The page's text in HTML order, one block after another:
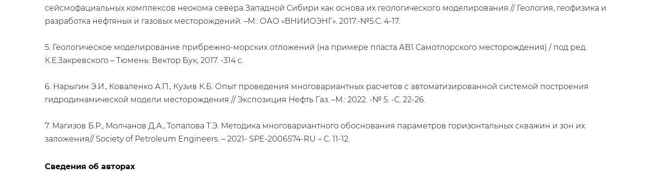
сейсмофациальных комплексов неокома севера Западной Сибири как основа их геологического моделирования // Геология, геофизика и
разработка нефтяных и газовых месторождений. –М.: ОАО «ВНИИОЭНГ». 2017.-№5.С. 4-17.
5. Геологическое моделирование прибрежно-морских отложений (на примере пласта АВ1 Самотлорского месторождения) / под ред.
К.Е.Закревского – Тюмень: Вектор Бук, 2017. -314 с.
6. Нарыгин Э.И., Коваленко А.П., Кузив К.Б. Опыт проведения многовариантных расчетов с автоматизированной системой построения
гидродинамической модели месторождения // Экспозиция Нефть Газ. –М.: 2022. -№ 5. -С. 22-26.
7. Магизов Б.Р., Молчанов Д.А., Топалова Т.Э. Методика многовариантного обоснования параметров горизонтальных скважин и зон их
заложения// Society of Petroleum Engineers. – 2021- SPE-2006574-RU – C. 11-12.
Сведения об авторах